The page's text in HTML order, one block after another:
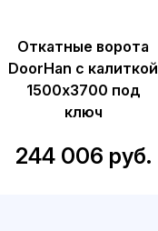
Откатные ворота
DoorHan с калиткой
1500x3700 под
ключ
244 006 руб.